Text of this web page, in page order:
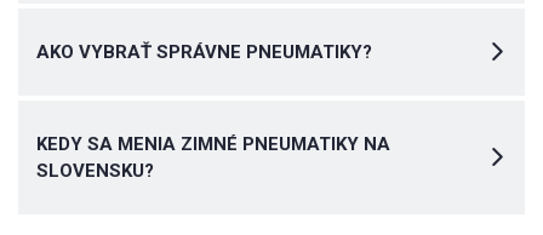
AKO VYBRAŤ SPRÁVNE PNEUMATIKY?
KEDY SA MENIA ZIMNÉ PNEUMATIKY NA
SLOVENSKU?